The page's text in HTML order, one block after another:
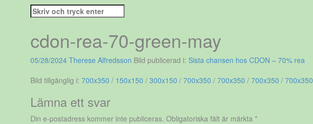
Sök
efter:
cdon-rea-70-green-may
05/28/2024 Therese Alfredsson Bild publicerad i: Sista chansen hos CDON – 70% rea
Bild tillgänglig i: 700x350 / 150x150 / 300x150 / 700x350 / 700x350 / 700x350 / 700x350
Lämna ett svar
Din e-postadress kommer inte publiceras. Obligatoriska fält är märkta *